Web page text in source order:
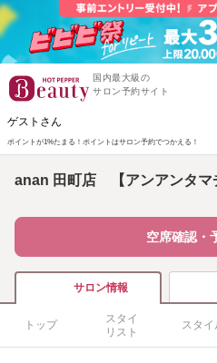
国内最大級の
サロン予約サイト
ゲストさん
ポイントが1%たまる！ ポイントはサロン予約でつかえる！
anan 田町店 【アンアンタマ
空席確認・
サロン情報
トップ
スタイ
リスト
スタイ